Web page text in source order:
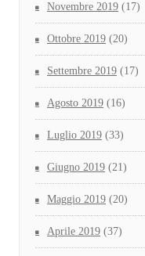
Novembre 2019 (17)
Ottobre 2019 (20)
Settembre 2019 (17)
Agosto 2019 (16)
Luglio 2019 (33)
Giugno 2019 (21)
Maggio 2019 (20)
Aprile 2019 (37)